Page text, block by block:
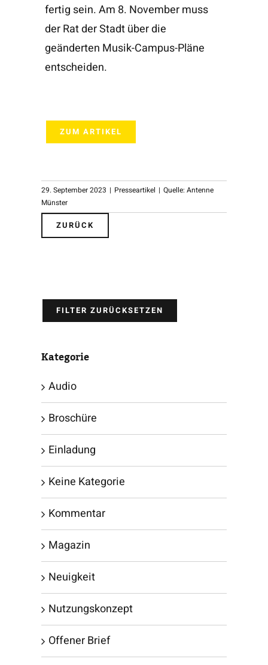
fertig sein. Am 8. November muss
der Rat der Stadt über die
geänderten Musik-Campus-Pläne
entscheiden.
ZUM ARTIKEL
29. September 2023 | Presseartikel | Quelle: Antenne
Münster
ZURÜCK
FILTER ZURÜCKSETZEN
Kategorie
Audio
Broschüre
Einladung
Keine Kategorie
Kommentar
Magazin
Neuigkeit
Nutzungskonzept
Offener Brief